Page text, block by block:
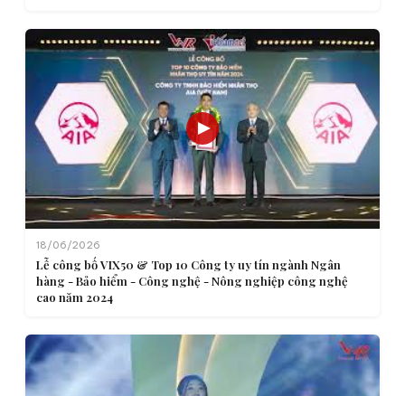
18/06/2026
Lễ công bố VIX50 & Top 10 Công ty uy tín ngành Ngân
hàng - Bảo hiểm - Công nghệ - Nông nghiệp công nghệ
cao năm 2024